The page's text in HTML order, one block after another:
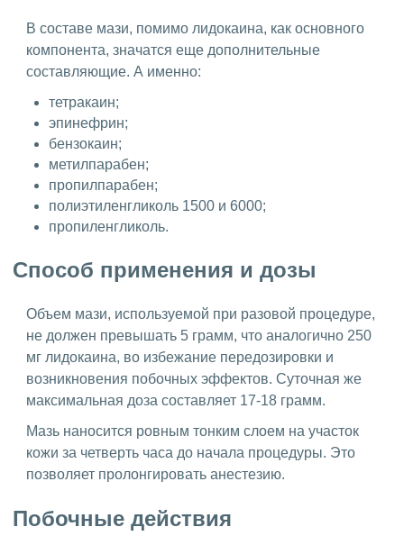
В составе мази, помимо лидокаина, как основного
компонента, значатся еще дополнительные
составляющие. А именно:
тетракаин;
эпинефрин;
бензокаин;
метилпарабен;
пропилпарабен;
полиэтиленгликоль 1500 и 6000;
пропиленгликоль.
Способ применения и дозы
Объем мази, используемой при разовой процедуре,
не должен превышать 5 грамм, что аналогично 250
мг лидокаина, во избежание передозировки и
возникновения побочных эффектов. Суточная же
максимальная доза составляет 17-18 грамм.
Мазь наносится ровным тонким слоем на участок
кожи за четверть часа до начала процедуры. Это
позволяет пролонгировать анестезию.
Побочные действия